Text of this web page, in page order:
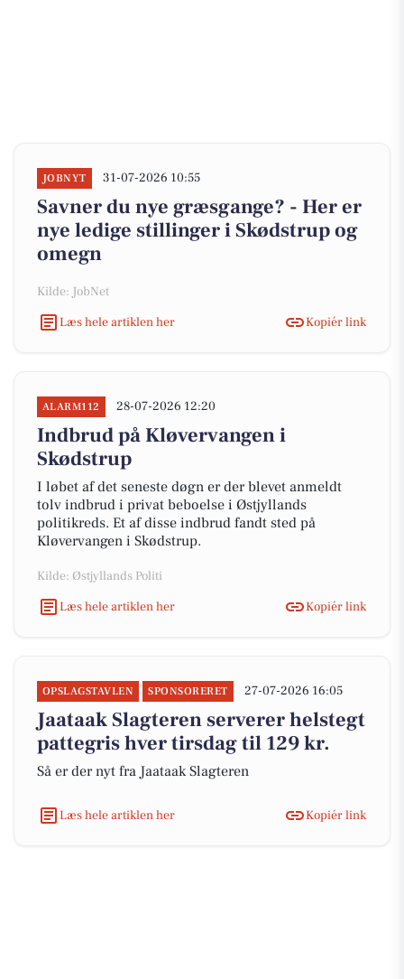
JOBNYT 31-07-2026 10:55
Savner du nye græsgange? - Her er
nye ledige stillinger i Skødstrup og
omegn
Kilde: JobNet
Læs hele artiklen her
Kopiér link
ALARM112 28-07-2026 12:20
Indbrud på Kløvervangen i
Skødstrup
I løbet af det seneste døgn er der blevet anmeldt
tolv indbrud i privat beboelse i Østjyllands
politikreds. Et af disse indbrud fandt sted på
Kløvervangen i Skødstrup.
Kilde: Østjyllands Politi
Læs hele artiklen her
Kopiér link
OPSLAGSTAVLEN SPONSORERET 27-07-2026 16:05
Jaataak Slagteren serverer helstegt
pattegris hver tirsdag til 129 kr.
Så er der nyt fra Jaataak Slagteren
Læs hele artiklen her Kopiér link